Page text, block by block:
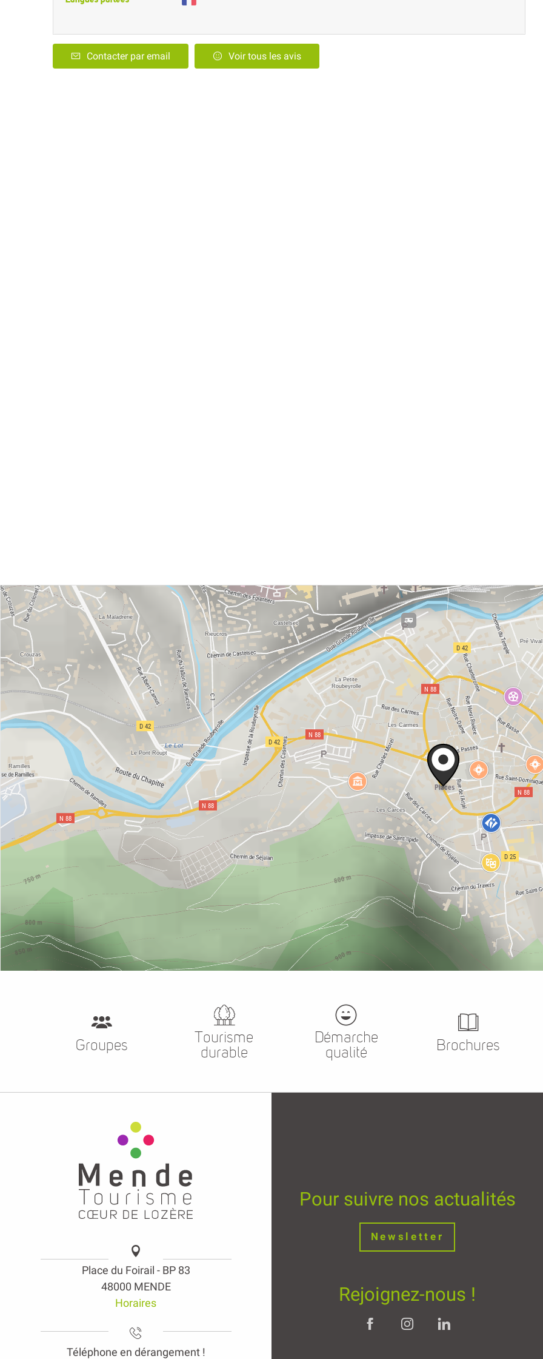
Contacter par email Voir tous les avis
Groupes
Tourisme
durable
Démarche
qualité
Brochures
Place du Foirail - BP 83
48000 MENDE
Horaires
Téléphone en dérangement !
Pour suivre nos actualités
Newsletter
Rejoignez-nous !